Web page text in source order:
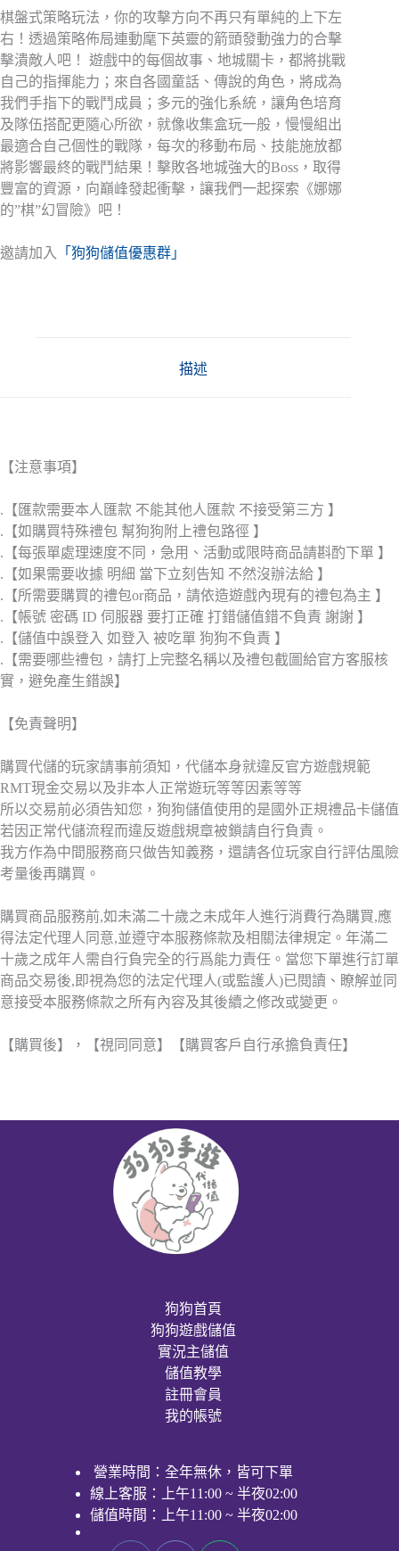
棋盤式策略玩法，你的攻擊方向不再只有單純的上下左
右！透過策略佈局連動麾下英靈的箭頭發動強力的合擊
擊潰敵人吧！ 遊戲中的每個故事、地城關卡，都將挑戰
自己的指揮能力；來自各國童話、傳說的角色，將成為
我們手指下的戰鬥成員；多元的強化系統，讓角色培育
及隊伍搭配更隨心所欲，就像收集盒玩一般，慢慢組出
最適合自己個性的戰隊，每次的移動布局、技能施放都
將影響最終的戰鬥結果！擊敗各地城強大的Boss，取得
豐富的資源，向巔峰發起衝擊，讓我們一起探索《娜娜
的”棋”幻冒險》吧！
邀請加入 「狗狗儲值優惠群」
描述
【注意事項】
.【匯款需要本人匯款 不能其他人匯款 不接受第三方 】
.【如購買特殊禮包 幫狗狗附上禮包路徑 】
.【每張單處理速度不同，急用、活動或限時商品請斟酌下單 】
.【如果需要收據 明細 當下立刻告知 不然沒辦法給 】
.【所需要購買的禮包or商品，請依造遊戲內現有的禮包為主 】
.【帳號 密碼 ID 伺服器 要打正確 打錯儲值錯不負責 謝謝 】
.【儲值中誤登入 如登入 被吃單 狗狗不負責 】
.【需要哪些禮包，請打上完整名稱以及禮包截圖給官方客服核
實，避免產生錯誤】
【免責聲明】
購買代儲的玩家請事前須知，代儲本身就違反官方遊戲規範
RMT現金交易以及非本人正常遊玩等等因素等等
所以交易前必須告知您，狗狗儲值使用的是國外正規禮品卡儲值
若因正常代儲流程而違反遊戲規章被鎖請自行負責。
我方作為中間服務商只做告知義務，還請各位玩家自行評估風險
考量後再購買。
購買商品服務前,如未滿二十歲之未成年人進行消費行為購買,應
得法定代理人同意,並遵守本服務條款及相關法律規定。年滿二
十歲之成年人需自行負完全的行爲能力責任。當您下單進行訂單
商品交易後,即視為您的法定代理人(或監護人)已閱讀、瞭解並同
意接受本服務條款之所有內容及其後續之修改或變更。
【購買後】，【視同同意】【購買客戶自行承擔負責任】
狗狗首頁
狗狗遊戲儲值
實況主儲值
儲值教學
註冊會員
我的帳號
營業時間：全年無休，皆可下單
線上客服：上午11:00 ~ 半夜02:00
儲值時間：上午11:00 ~ 半夜02:00